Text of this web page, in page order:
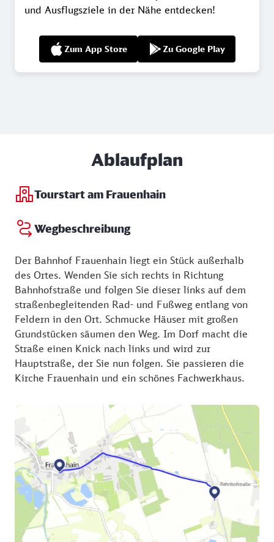
und Ausflugsziele in der Nähe entdecken!
Zum App Store Zu Google Play
Ablaufplan
Tourstart am Frauenhain
Wegbeschreibung
Der Bahnhof Frauenhain liegt ein Stück außerhalb
des Ortes. Wenden Sie sich rechts in Richtung
Bahnhofstraße und folgen Sie dieser links auf dem
straßenbegleitenden Rad- und Fußweg entlang von
Feldern in den Ort. Schmucke Häuser mit großen
Grundstücken säumen den Weg. Im Dorf macht die
Straße einen Knick nach links und wird zur
Hauptstraße, der Sie nun folgen. Sie passieren die
Kirche Frauenhain und ein schönes Fachwerkhaus.